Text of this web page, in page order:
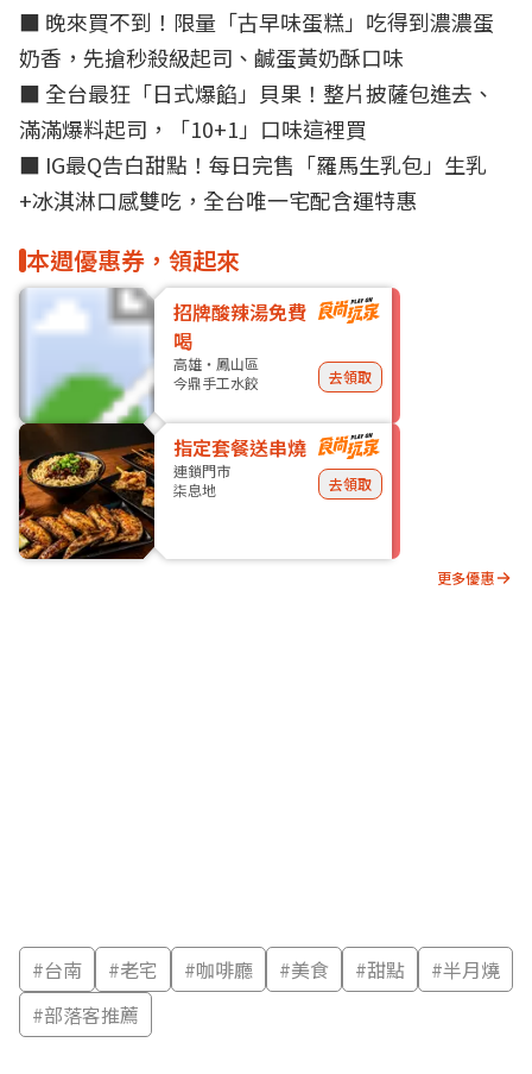
■ 晚來買不到！限量「古早味蛋糕」吃得到濃濃蛋
奶香，先搶秒殺級起司、鹹蛋黃奶酥口味
■ 全台最狂「日式爆餡」貝果！整片披薩包進去、
滿滿爆料起司，「10+1」口味這裡買
■ IG最Q告白甜點！每日完售「羅馬生乳包」生乳
+冰淇淋口感雙吃，全台唯一宅配含運特惠
本週優惠券，領起來
招牌酸辣湯免費
喝
高雄・鳳山區
今鼎手工水餃
去領取
指定套餐送串燒
連鎖門市
柒息地
去領取
更多優惠
#台南 #老宅 #咖啡廳 #美食 #甜點 #半月燒
#部落客推薦